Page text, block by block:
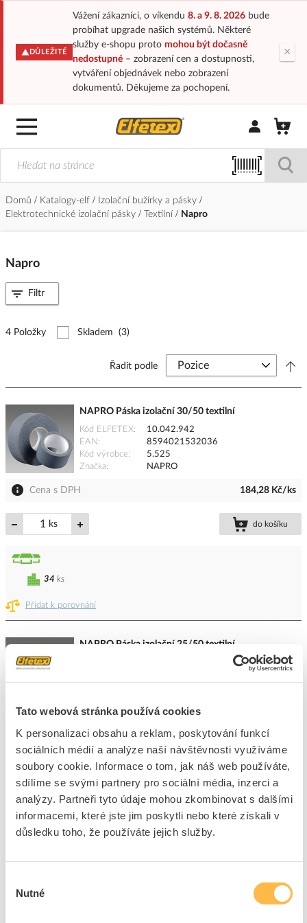
Tato webová stránka používá cookies
K personalizaci obsahu a reklam, poskytování funkcí
sociálních médií a analýze naší návštěvnosti využíváme
soubory cookie. Informace o tom, jak náš web používáte,
sdílíme se svými partnery pro sociální média, inzerci a
analýzy. Partneři tyto údaje mohou zkombinovat s dalšími
informacemi, které jste jim poskytli nebo které získali v
důsledku toho, že používáte jejich služby.
souhlasu
Nutné
DŮLEŽITÉ
Vážení zákazníci, o víkendu 8. a 9. 8. 2026bude
probíhat upgrade našich systémů. Některé
služby e-shopu proto mohou být dočasně
nedostupné– zobrazení cen a dostupnosti,
vytváření objednávek nebo zobrazení
dokumentů. Děkujeme za pochopení.
×
Přihlásit/
Domů Katalogy-elf
Izolační bužírky a pásky
Elektrotechnické izolační pásky
Textilní Napro
Napro
4 Položky Skladem (3)
Řadit podle
NAPRO Páska izolační 30/50 textilní
Kód ELFETEX
10.042.942
EAN
8594021532036
Kód výrobce
5.525
Značka
NAPRO
Cena s DPH 184,28 Kč/ks
ks do košíku
Přidat k porovnání
34 ks
NAPRO Páska izolační 25/50 textilní
Přidat k porovnání
32 ks
Filtr